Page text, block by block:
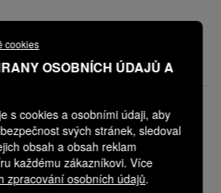
cookies
OSOBNÍCH ÚDAJŮ A
s cookies a osobními údaji, aby
svých stránek, sledoval
obsah a obsah reklam
každému zákazníkovi. Více
zpracování osobních údajů.
Expedice do 3 dnů
BZ 100 PVC BAUDER
D
vpust pro nezateplené střechy
PVC manžetou